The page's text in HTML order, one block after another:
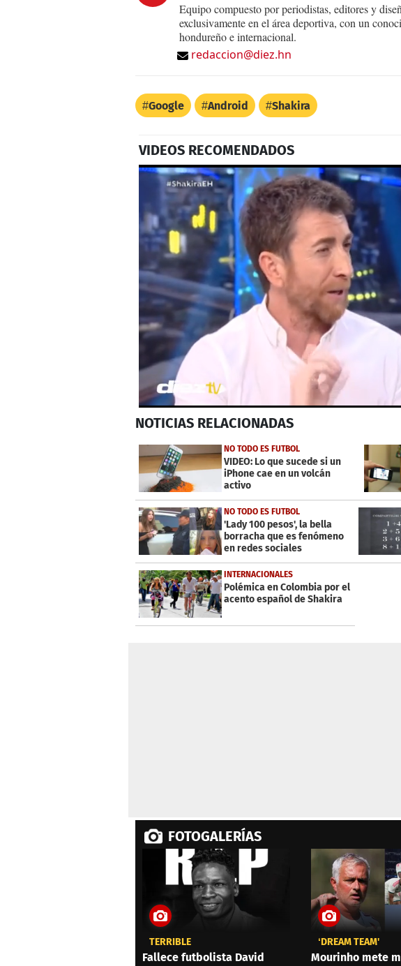
Equipo compuesto por periodistas, editores y
exclusivamente en el área deportiva, con un
hondureño e internacional.
redaccion@diez.hn
Google Android Shakira
VIDEOS RECOMENDADOS
seconds
1
minute,
52
secondsVolume
0%
NOTICIAS RELACIONADAS
NO TODO ES FUTBOL
VIDEO: Lo que sucede si un
iPhone cae en un volcán
activo
NO TODO ES FUTBOL
'Lady 100 pesos', la bella
borracha que es fenómeno
en redes sociales
INTERNACIONALES
Polémica en Colombia por el
acento español de Shakira
FOTOGALERÍAS
TERRIBLE
Fallece futbolista David
‘DREAM TEAM'
Mourinho mete